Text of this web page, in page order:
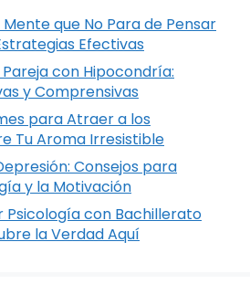
que No Para de Pensar
Efectivas
con Hipocondría:
y Comprensivas
para Atraer a los
Tu Aroma Irresistible
Consejos para
y la Motivación
Psicología con Bachillerato
la Verdad Aquí